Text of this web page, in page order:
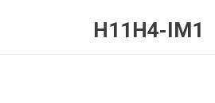
H11H4-IM1